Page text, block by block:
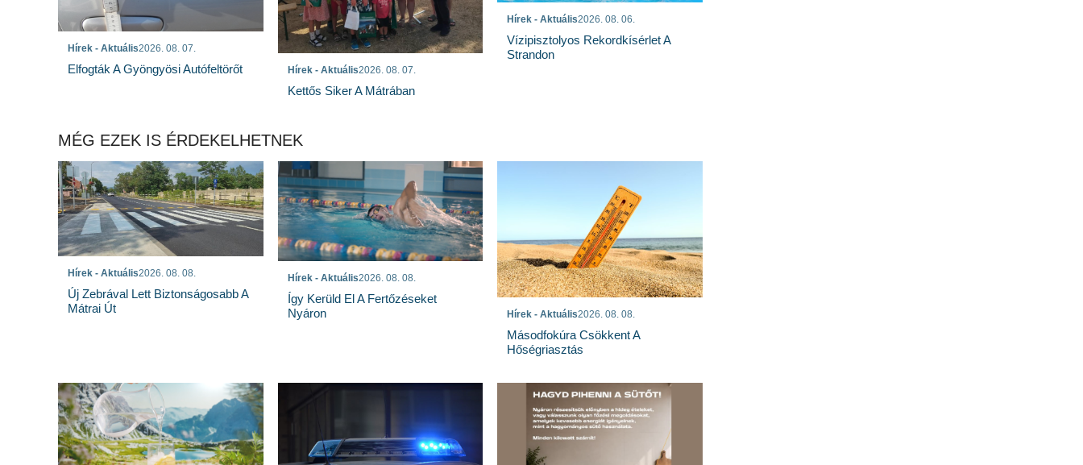
Hírek - Aktuális2026. 08. 07.
Elfogták A Gyöngyösi Autófeltörőt Hírek - Aktuális2026. 08. 07.
Kettős Siker A Mátrában
Hírek - Aktuális2026. 08. 06.
Vízipisztolyos Rekordkísérlet A
Strandon
MÉG EZEK IS ÉRDEKELHETNEK
Hírek - Aktuális2026. 08. 08.
Új Zebrával Lett Biztonságosabb A
Mátrai Út
Hírek - Aktuális2026. 08. 08.
Így Kerüld El A Fertőzéseket
Nyáron
Hírek - Aktuális2026. 08. 08.
Másodfokúra Csökkent A
Hőségriasztás